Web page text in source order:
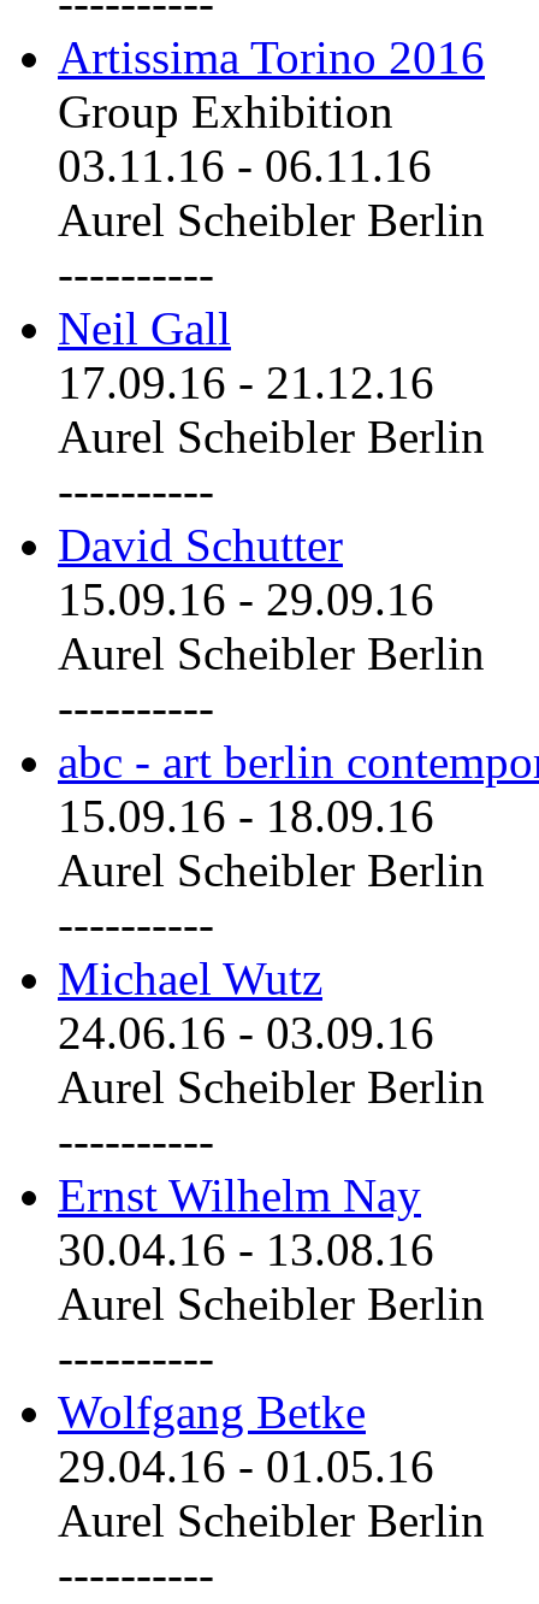
Artissima Torino 2016
Group Exhibition
03.11.16 - 06.11.16
Aurel Scheibler Berlin
----------
Neil Gall
17.09.16 - 21.12.16
Aurel Scheibler Berlin
----------
David Schutter
15.09.16 - 29.09.16
Aurel Scheibler Berlin
----------
abc - art berlin
15.09.16 - 18.09.16
Aurel Scheibler Berlin
----------
Michael Wutz
24.06.16 - 03.09.16
Aurel Scheibler Berlin
----------
Ernst Wilhelm Nay
30.04.16 - 13.08.16
Aurel Scheibler Berlin
----------
Wolfgang Betke
29.04.16 - 01.05.16
Aurel Scheibler Berlin
----------